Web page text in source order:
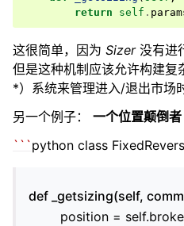
return
self .
这很简单，因为 Sizer没有进
但是这种机制应该允许构建复
*）系统来管理进入/退出市场
另一个例子： 一个位置颠倒者
`` `python class
def _getsizing(self,
position =